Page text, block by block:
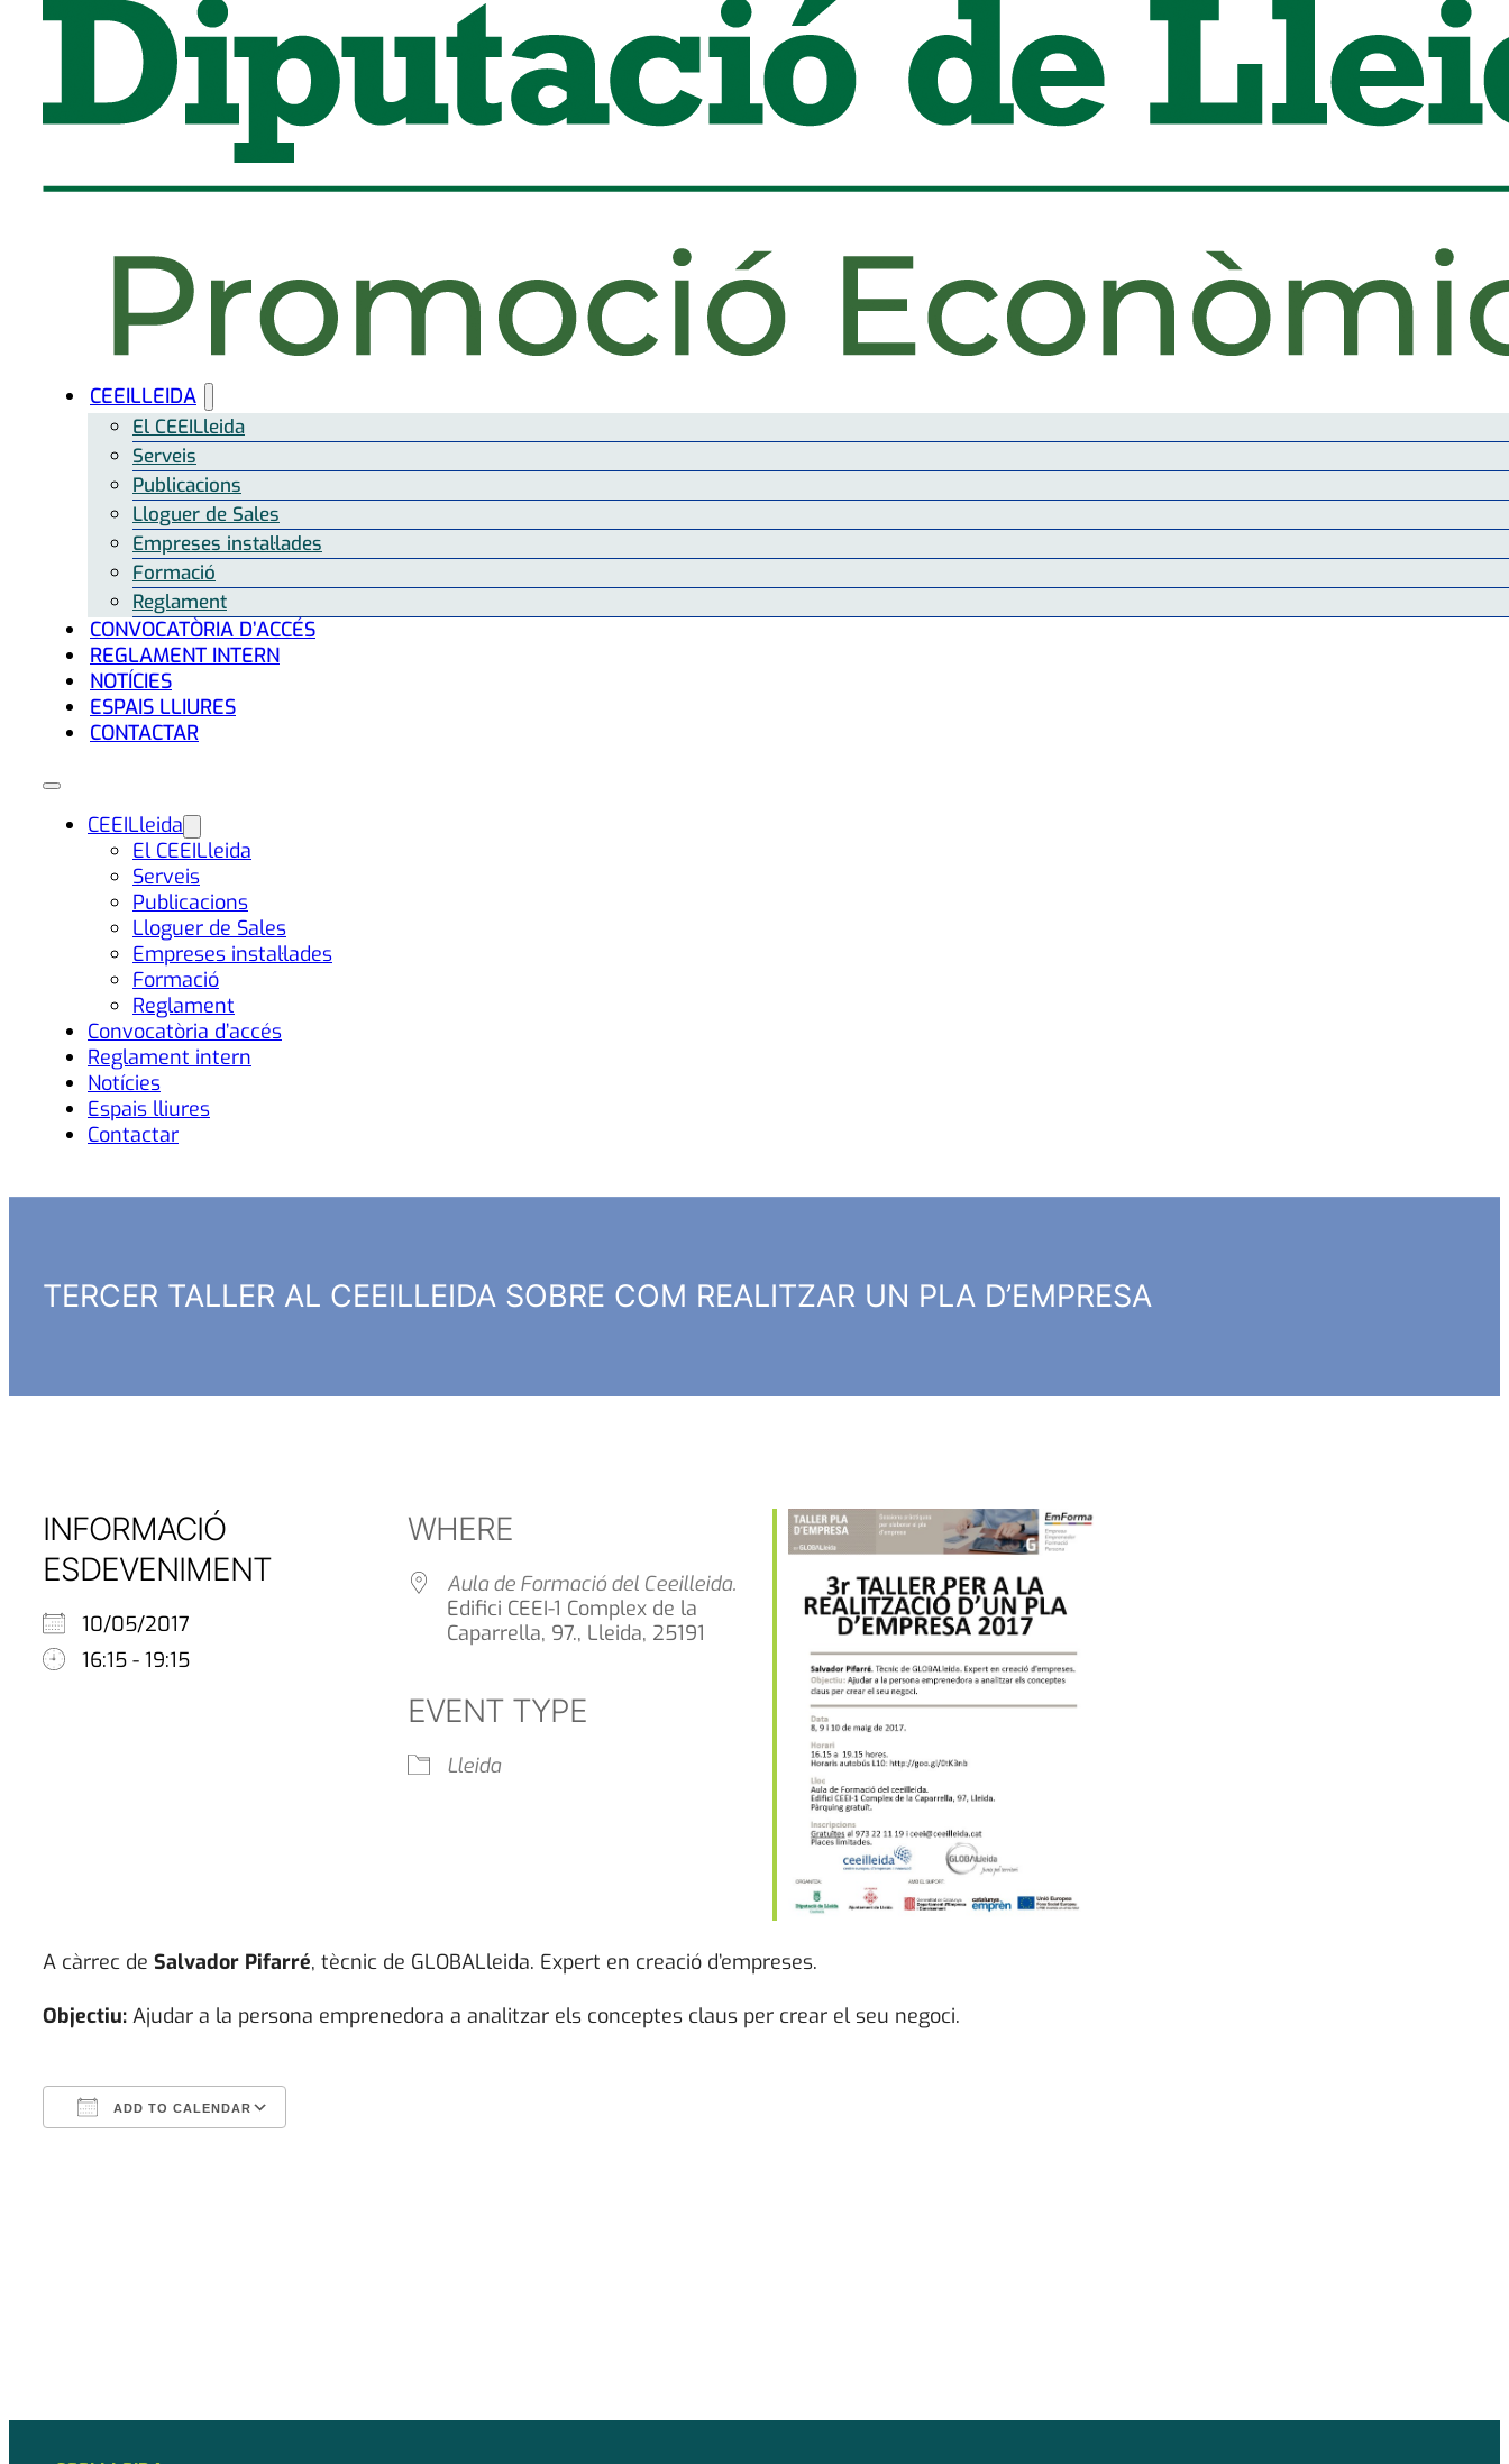
CEEILLEIDA
El CEEILleida
Serveis
Publicacions
Lloguer de Sales
Empreses instal·lades
Formació
Reglament
CONVOCATÒRIA D’ACCÉS
REGLAMENT INTERN
NOTÍCIES
ESPAIS LLIURES
CONTACTAR
CEEILleida
El CEEILleida
Serveis
Publicacions
Lloguer de Sales
Empreses instal·lades
Formació
Reglament
Convocatòria d’accés
Reglament intern
Notícies
Espais lliures
Contactar
TERCER TALLER AL CEEILLEIDA SOBRE COM REALITZAR UN PLA D’EMPRESA
INFORMACIÓ
ESDEVENIMENT
10/05/2017
16:15 - 19:15
WHERE
Aula de Formació del Ceeilleida.
Edifici CEEI-1 Complex de la
Caparrella, 97., Lleida, 25191
EVENT TYPE
Lleida
A càrrec de Salvador Pifarré, tècnic de GLOBALleida. Expert en creació d’empreses.
Objectiu: Ajudar a la persona emprenedora a analitzar els conceptes claus per crear el seu negoci.
ADD TO CALENDAR